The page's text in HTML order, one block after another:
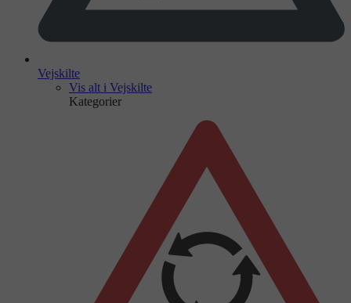
Vejskilte
Vis alt i Vejskilte
Kategorier